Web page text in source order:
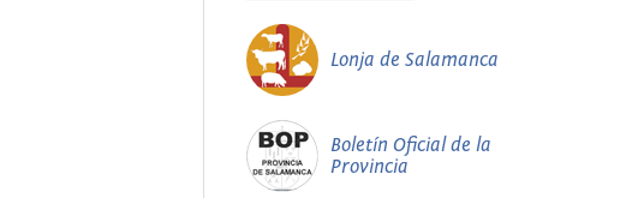
Lonja de Salamanca
Boletín Oficial de la
Provincia